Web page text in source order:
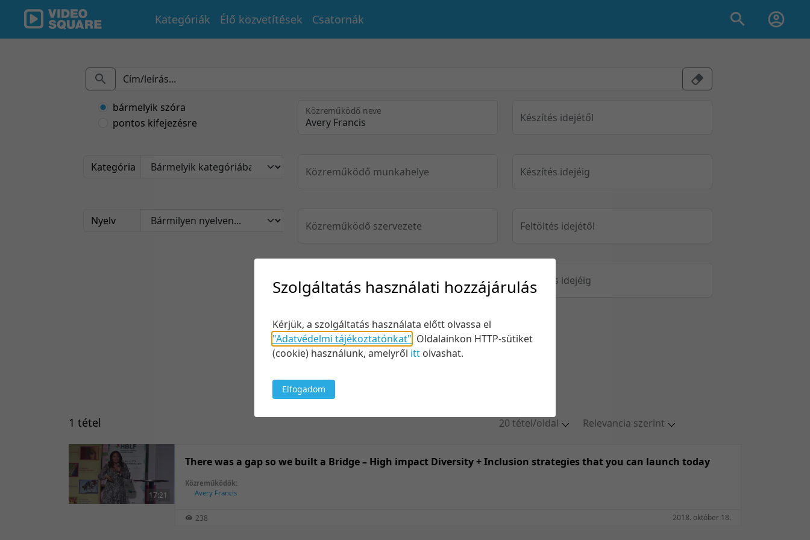
Kategóriák Élő közvetítések Csatornák
bármelyik szóra
pontos kifejezésre
Kategória
Nyelv
Közreműködő neve
Közreműködő munkahelye
Közreműködő szervezete
Készítés idejétől
Készítés idejéig
Feltöltés idejétől
Feltöltés idejéig
Keresés
Relevancia szerint
Kezdés/felvétel dátuma szerint
Feltöltés dátuma szerint
1 tétel
20 tétel/oldal
10 tétel/oldal
17:21
There was a gap so we built a Bridge – High impact Diversity + Inclusion strategies that you can launch today
Közreműködők:
Avery Francis
238 2018. október 18.
Szolgáltatás használati hozzájárulás
Kérjük, a szolgáltatás használata előtt olvassa el
"Adatvédelmi tájékoztatónkat" Oldalainkon HTTP-sütiket
(cookie) használunk, amelyről itt olvashat.
Elfogadom